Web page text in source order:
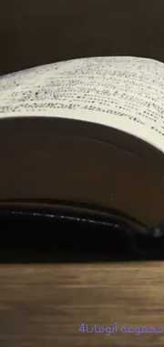
مجموعة أتوماتا4